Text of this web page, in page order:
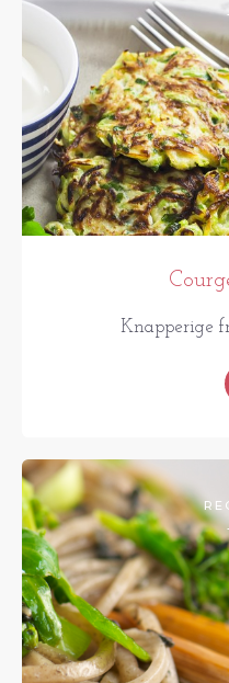
Knapperige